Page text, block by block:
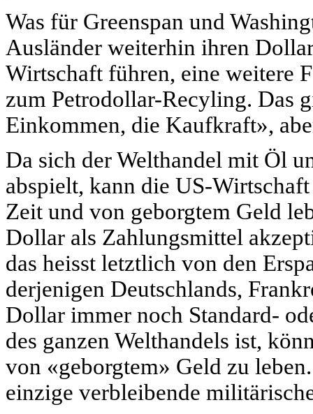
Was für Greenspan und
Ausländer weiterhin ihren
Wirtschaft führen, eine weitere
zum Petrodollar-Recyling. Das
Einkommen, die Kaufkraft»,
Da sich der Welthandel mit Öl
abspielt, kann die US-
Zeit und von geborgtem Geld
Dollar als Zahlungsmittel
das heisst letztlich von den
derjenigen Deutschlands,
Dollar immer noch Standard-
des ganzen Welthandels ist,
von «geborgtem» Geld zu
einzige verbleibende